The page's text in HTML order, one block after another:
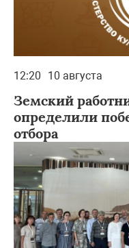
12:20 10 августа
Земский
определили
отбора